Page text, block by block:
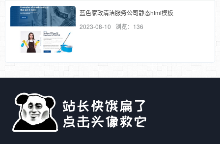
蓝色家政清洁服务公司静态html模板
2023-08-10 浏览：136